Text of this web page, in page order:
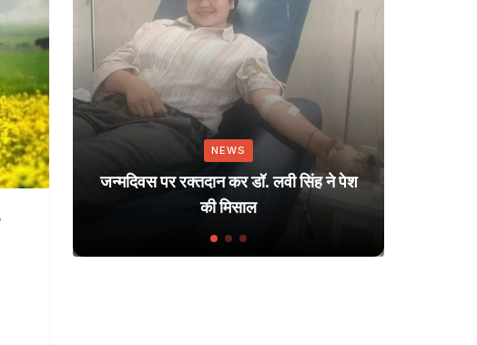
जन्मदिवस पर रक्तदान कर डॉ. लवी सिंह ने पेश
Dharmendra: A
Small Village